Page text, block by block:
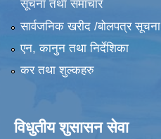
सूचना तथा समाचार
सार्वजनिक खरीद /बोलपत्र सूचना
एन, कानुन तथा निर्देशिका
कर तथा शुल्कहरु
विधुतीय शुसासन सेवा